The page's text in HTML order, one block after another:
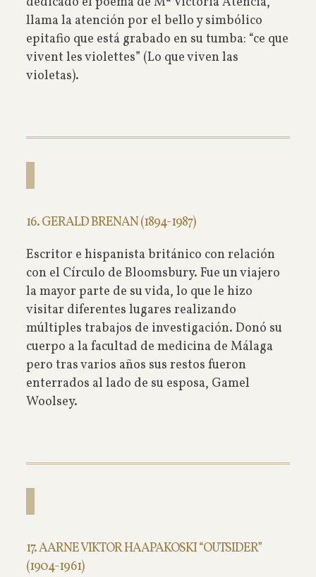
llama la atención por el bello y simbólico
epitafio que está grabado en su tumba: “ce que
vivent les violettes” (Lo que viven las
violetas).
16. GERALD BRENAN (1894-1987)
Escritor e hispanista británico con relación
con el Círculo de Bloomsbury. Fue un viajero
la mayor parte de su vida, lo que le hizo
visitar diferentes lugares realizando
múltiples trabajos de investigación. Donó su
cuerpo a la facultad de medicina de Málaga
pero tras varios años sus restos fueron
enterrados al lado de su esposa, Gamel
Woolsey.
17. AARNE VIKTOR HAAPAKOSKI “OUTSIDER”
(1904-1961)